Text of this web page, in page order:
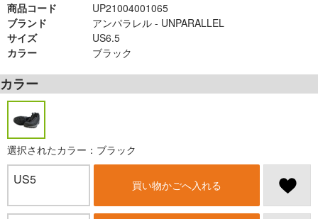
商品コード
UP21004001065
ブランド
アンパラレル - UNPARALLEL
サイズ
US6.5
カラー
ブラック
カラー
選択されたカラー：ブラック
US5 買い物かごへ入れる